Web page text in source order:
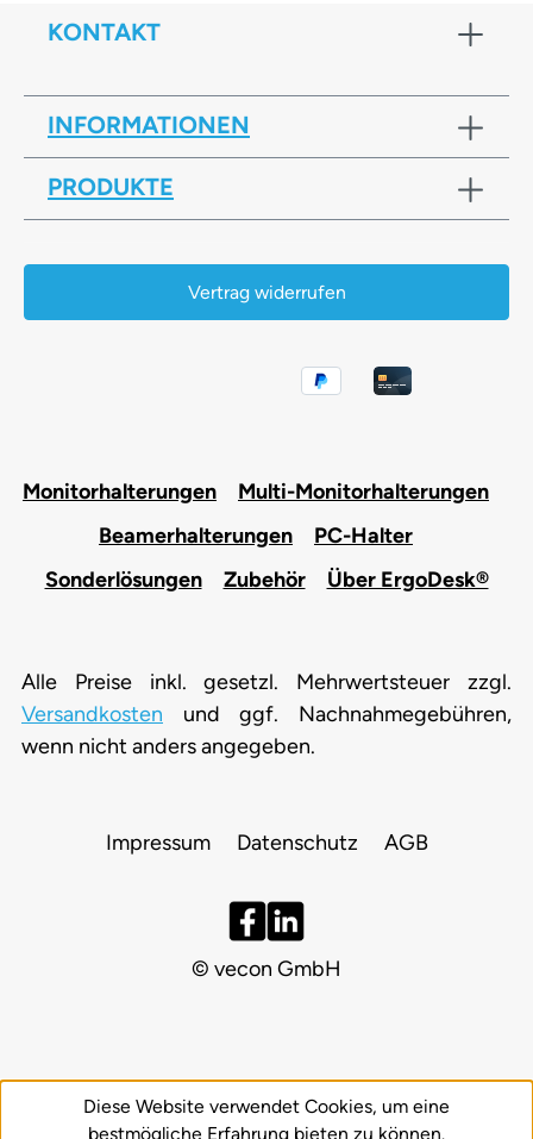
KONTAKT
INFORMATIONEN
PRODUKTE
Vertrag widerrufen
Monitorhalterungen
Multi-Monitorhalterungen
Beamerhalterungen
PC-Halter
Sonderlösungen
Zubehör Über ErgoDesk®
Alle Preise inkl. gesetzl. Mehrwertsteuer zzgl.
Versandkosten und ggf. Nachnahmegebühren,
wenn nicht anders angegeben.
Impressum Datenschutz AGB
© vecon GmbH
Diese Website verwendet Cookies, um eine
bestmögliche Erfahrung bieten zu können.